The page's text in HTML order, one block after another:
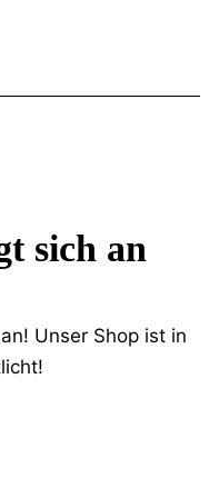
sich an
Unser Shop ist in